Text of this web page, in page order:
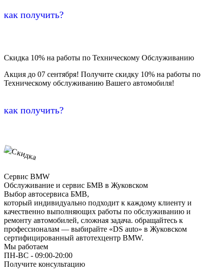
как получить?
Скидка 10% на работы по Техническому Обслуживанию
Акция до 07 сентября! Получите скидку 10% на работы по
Техническому обслуживанию Вашего автомобиля!
как получить?
Сервис BMW
Обслуживание и сервис БМВ в Жуковском
Выбор автосервиса БМВ,
который индивидуально подходит к каждому клиенту и
качественно выполняющих работы по обслуживанию и
ремонту автомобилей, сложная задача. обращайтесь к
профессионалам — выбирайте «DS auto» в Жуковском
сертифицированный автотехцентр BMW.
Мы работаем
ПН-ВC - 09:00-20:00
Получите консультацию